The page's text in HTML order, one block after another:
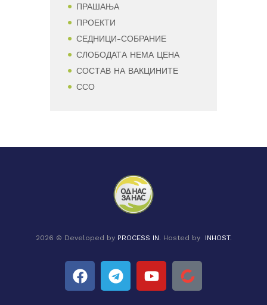
ПРАШАЊА
ПРОЕКТИ
СЕДНИЦИ-СОБРАНИЕ
СЛОБОДАТА НЕМА ЦЕНА
СОСТАВ НА ВАКЦИНИТЕ
ССО
2026 © Developed by PROCESS IN. Hosted by INHOST.